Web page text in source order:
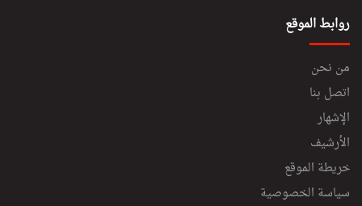
روابط الموقع
من نحن
اتصل بنا
الإشهار
الأرشيف
خريطة الموقع
سياسة الخصوصية